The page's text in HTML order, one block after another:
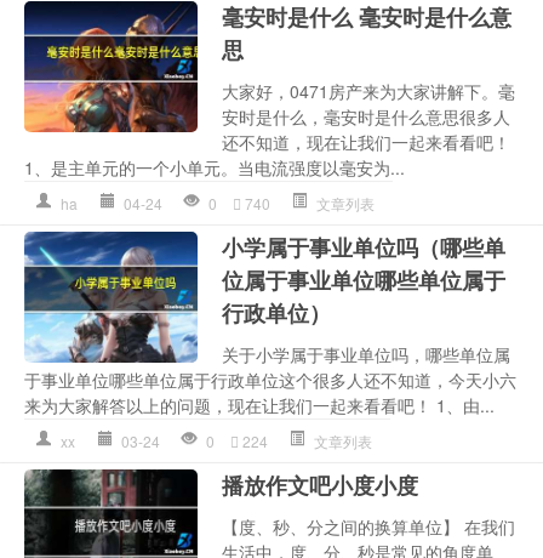
毫安时是什么 毫安时是什么意
思
大家好，0471房产来为大家讲解下。毫
安时是什么，毫安时是什么意思很多人
还不知道，现在让我们一起来看看吧！
1、是主单元的一个小单元。当电流强度以毫安为...
ha 04-24 0 740 文章列表
小学属于事业单位吗（哪些单
位属于事业单位哪些单位属于
行政单位）
关于小学属于事业单位吗，哪些单位属
于事业单位哪些单位属于行政单位这个很多人还不知道，今天小六
来为大家解答以上的问题，现在让我们一起来看看吧！ 1、由...
xx 03-24 0 224 文章列表
播放作文吧小度小度
【度、秒、分之间的换算单位】 在我们
生活中，度、分、秒是常见的角度单